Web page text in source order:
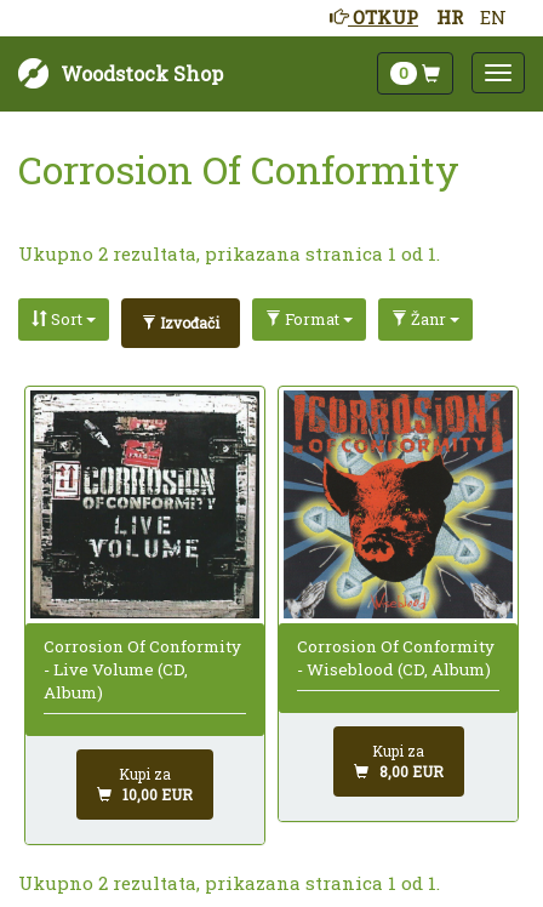
HR EN
OTKUP
Woodstock Shop 0
Corrosion Of Conformity
Ukupno 2 rezultata, prikazana stranica 1 od 1.
Sort Izvođači Format Žanr
Corrosion Of Conformity
- Live Volume (CD,
Album)
Kupi za
10,00 EUR
Corrosion Of Conformity
- Wiseblood (CD, Album)
Kupi za
8,00 EUR
Ukupno 2 rezultata, prikazana stranica 1 od 1.